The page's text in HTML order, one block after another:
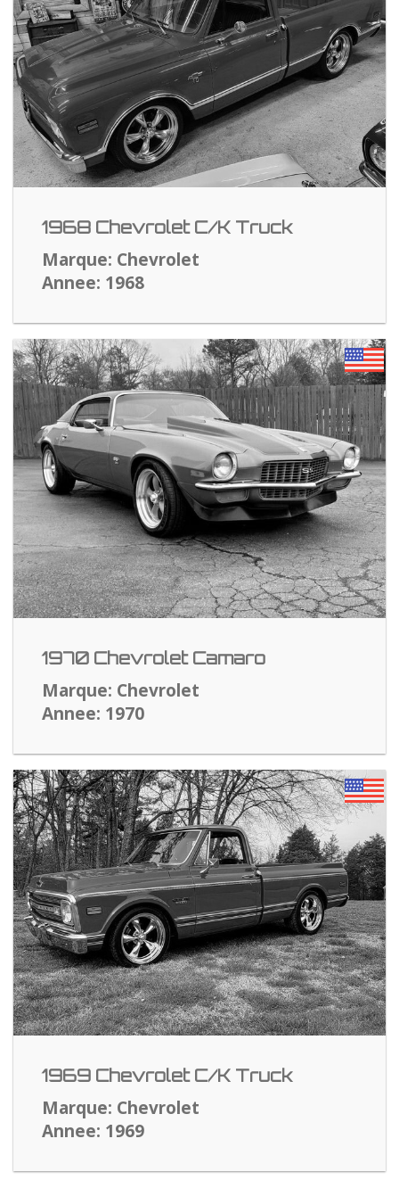
1968 Chevrolet C/K Truck
Marque: Chevrolet
Annee: 1968
1970 Chevrolet Camaro
Marque: Chevrolet
Annee: 1970
1969 Chevrolet C/K Truck
Marque: Chevrolet
Annee: 1969